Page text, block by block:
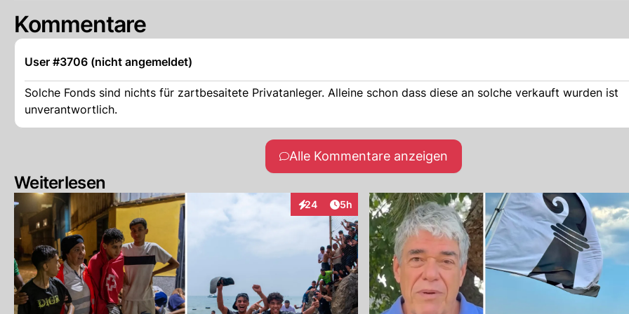
Kommentare
User #3706 (nicht angemeldet)
Solche Fonds sind nichts für zartbesaitete Privatanleger. Alleine schon dass diese an solche verkauft wurden ist
unverantwortlich.
Alle Kommentare anzeigen
Weiterlesen
24
InteraktionenArtikel veröffentlicht:
5h